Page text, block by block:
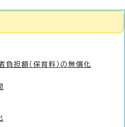
担額（保育料）の無償化